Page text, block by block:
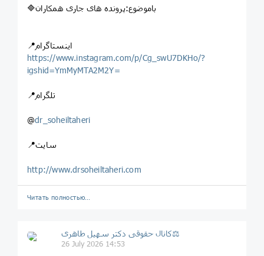
🔷باموضوع:پرونده های جاری همکاران
📍اینستاگرام
https://www.instagram.com/p/Cg_swU7DKHo/?
igshid=YmMyMTA2M2Y=
📍تلگرام
@dr_soheiltaheri
📍سایت
http://www.drsoheiltaheri.com
Читать полностью…
کانال حقوقی دکتر سهيل طاهری⚖
26 July 2026 14:53